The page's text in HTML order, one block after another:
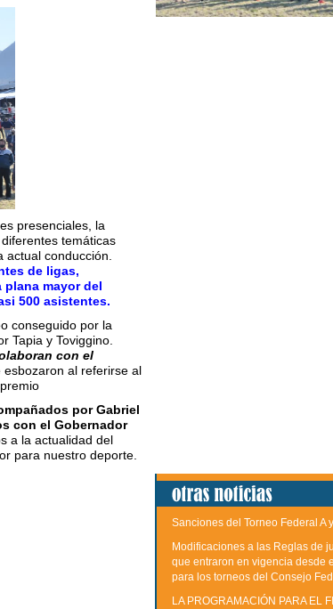
presenciales, la
temáticas
conducción.
de ligas,
plana mayor del
500 asistentes.
conseguido por la
Tapia y Toviggino.
con el
al referirse al
por Gabriel
con el Gobernador
a la actualidad del
para nuestro deporte.
Sanciones del Torneo Federal A
Modificaciones a las Reglas de
que entraron en vigencia desde
para los torneos del Consejo
LA PROGRAMACIÓN PARA EL